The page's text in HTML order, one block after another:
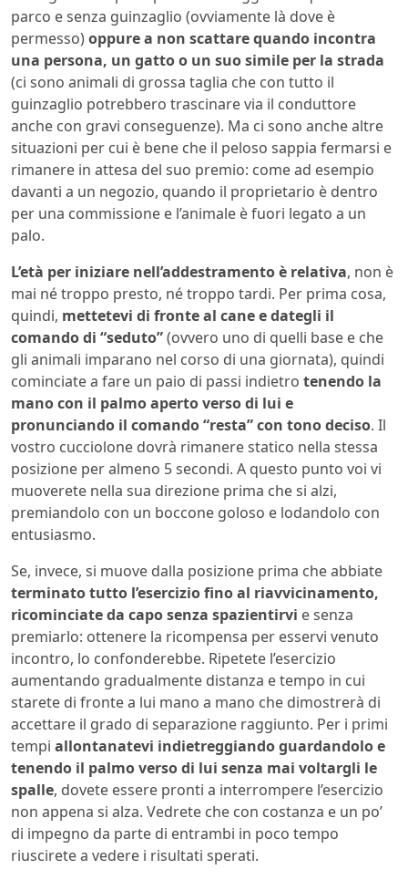
parco e senza guinzaglio (ovviamente là dove è
permesso)oppure a non scattare quando incontra
una persona, un gatto o un suo simile per la strada
(ci sono animali di grossa taglia che con tutto il
guinzaglio potrebbero trascinare via il conduttore
anche con gravi conseguenze). Ma ci sono anche altre
situazioni per cui è bene che il peloso sappia fermarsi e
rimanere in attesa del suo premio: come ad esempio
davanti a un negozio, quando il proprietario è dentro
per una commissione e l’animale è fuori legato a un
palo.
L’età per iniziare nell’addestramento è relativa, non è
mai né troppo presto, né troppo tardi. Per prima cosa,
quindi, mettetevi di fronte al cane e dategli il
comando di “seduto”(ovvero uno di quelli base e che
gli animali imparano nel corso di una giornata), quindi
cominciate a fare un paio di passi indietro tenendo la
mano con il palmo aperto verso di lui e
pronunciando il comando “resta” con tono deciso. Il
vostro cucciolone dovrà rimanere statico nella stessa
posizione per almeno 5 secondi. A questo punto voi vi
muoverete nella sua direzione prima che si alzi,
premiandolo con un boccone goloso e lodandolo con
entusiasmo.
Se, invece, si muove dalla posizione prima che abbiate
terminato tutto l’esercizio fino al riavvicinamento,
ricominciate da capo senza spazientirvi e senza
premiarlo: ottenere la ricompensa per esservi venuto
incontro, lo confonderebbe. Ripetete l’esercizio
aumentando gradualmente distanza e tempo in cui
starete di fronte a lui mano a mano che dimostrerà di
accettare il grado di separazione raggiunto. Per i primi
tempi allontanatevi indietreggiando guardandolo e
tenendo il palmo verso di lui senza mai voltargli le
spalle, dovete essere pronti a interrompere l’esercizio
non appena si alza. Vedrete che con costanza e un po’
di impegno da parte di entrambi in poco tempo
riuscirete a vedere i risultati sperati.